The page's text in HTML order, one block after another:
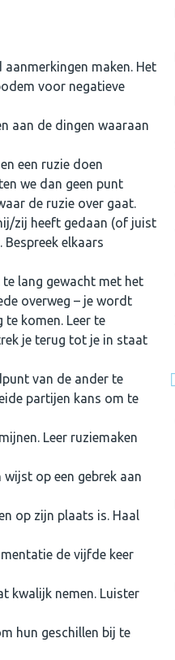
maken. Het
voor negatieve
aan de dingen waaraan
een ruzie doen
we dan geen punt
de ruzie over gaat.
zij heeft gedaan (of juist
elkaars
lang gewacht met het
overweg – je wordt
komen. Leer te
je terug tot je in staat
van de ander te
partijen kans om te
Leer ruziemaken
op een gebrek aan
op zijn plaats is. Haal
de vijfde keer
kwalijk nemen. Luister
hun geschillen bij te